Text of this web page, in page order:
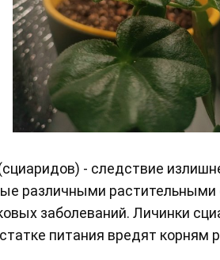
- следствие
различными растительными
заболеваний. Личинки
питания вредят корням